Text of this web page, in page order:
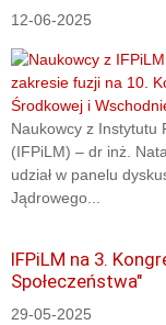
12-06-2025
Naukowcy z Instytutu
(IFPiLM) – dr inż.
udział w panelu
Jądrowego...
IFPiLM na 3.
Społeczeństwa"
29-05-2025